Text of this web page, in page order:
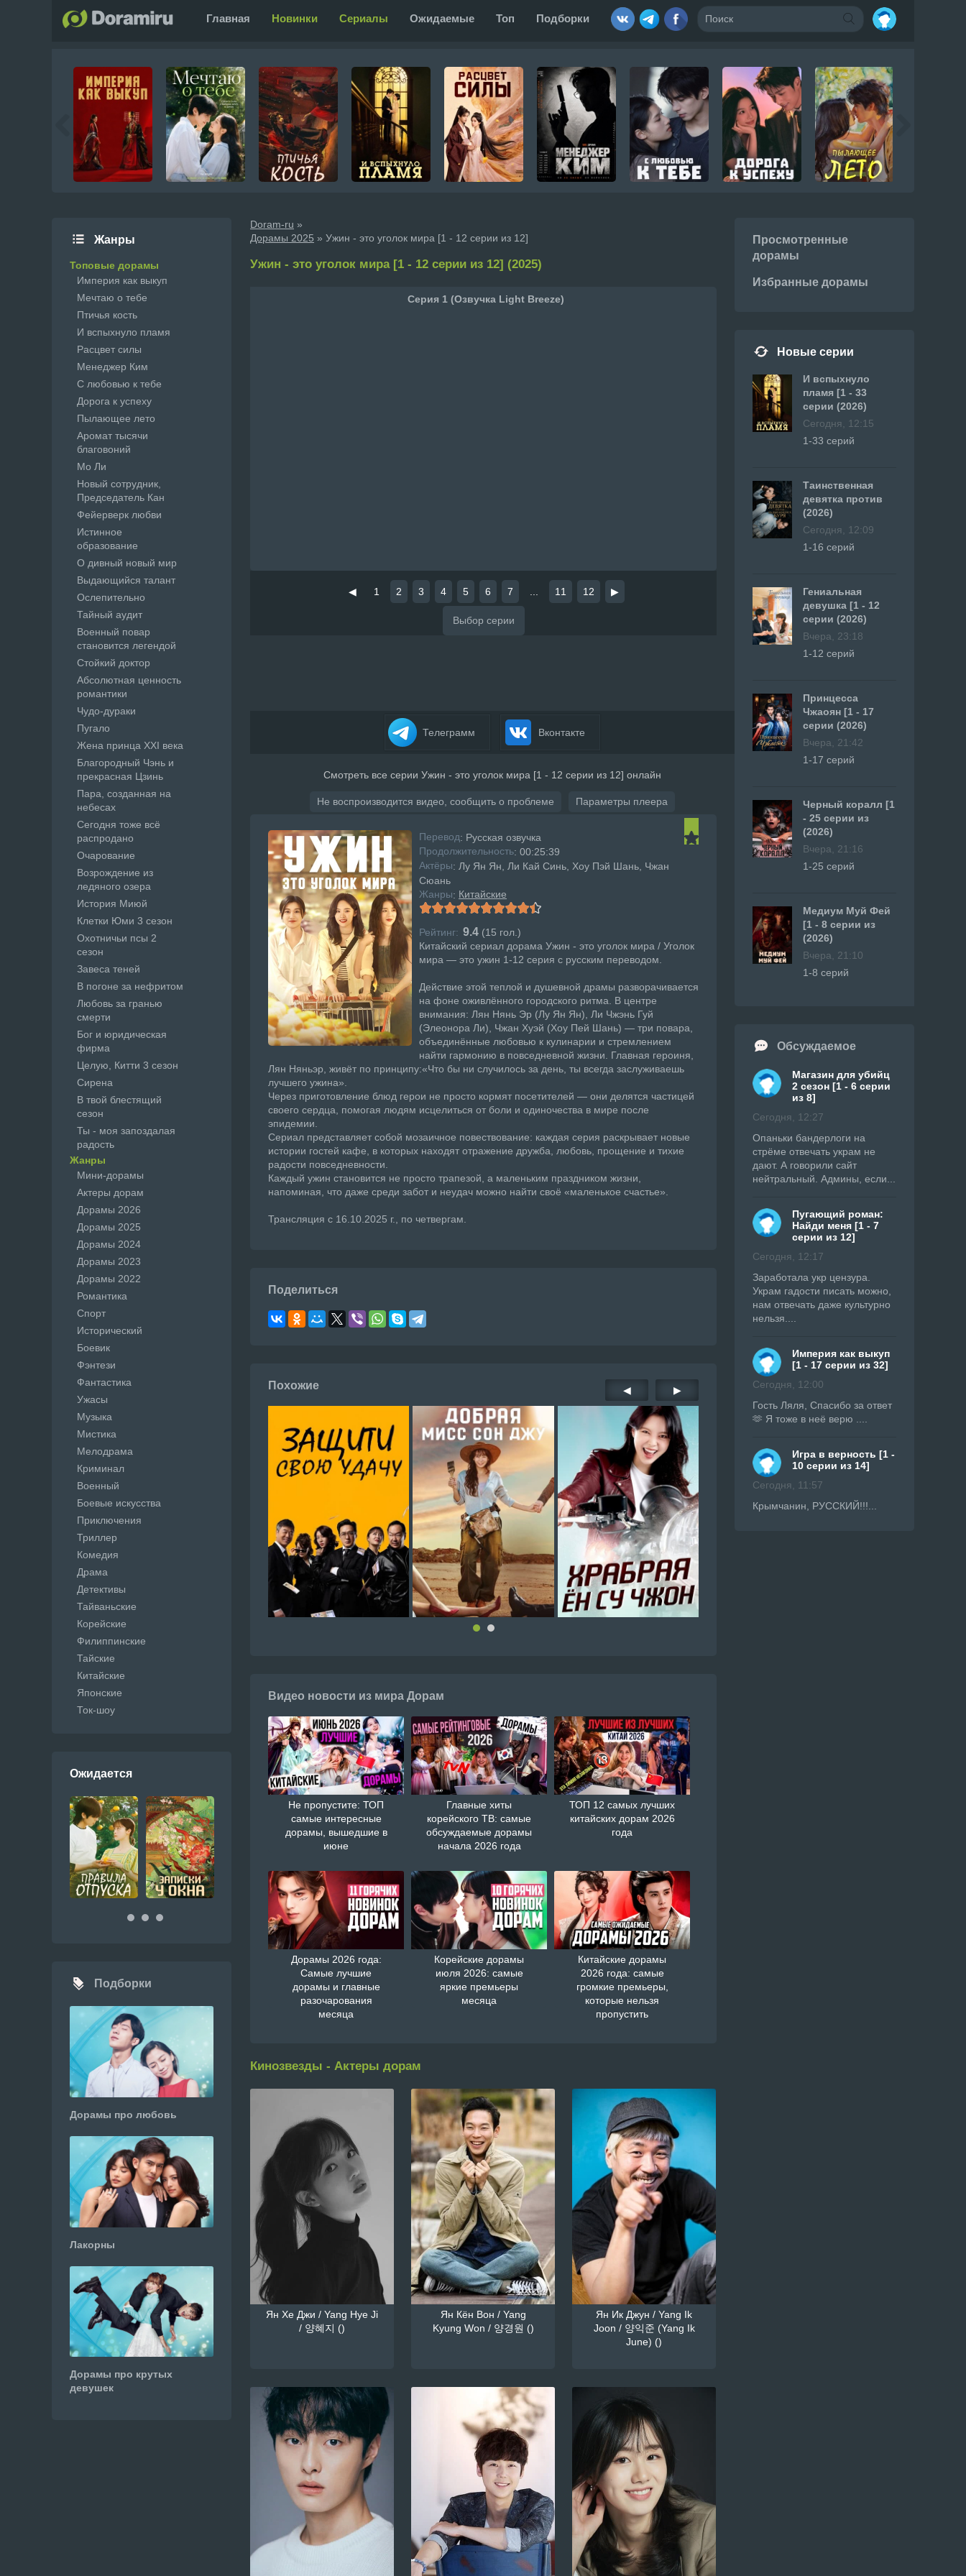
Главная Новинки Сериалы Ожидаемые Топ Подборки
Doram-ru »
Дорамы 2025 » Ужин - это уголок мира [1 - 12 серии из 12]
Ужин - это уголок мира [1 - 12 серии из 12] (2025)
Серия 1 (Озвучка Light Breeze)
◀ 1 2 3 4 5 6 7 11 12 ▶
Телеграмм Вконтакте
Смотреть все серии Ужин - это уголок мира [1 - 12 серии из 12] онлайн
Не воспроизводится видео, сообщить о проблеме Параметры плеера
Перевод: Русская озвучка
Продолжительность: 00:25:39
Актёры: Лу Ян Ян, Ли Кай Синь, Хоу Пэй Шань, Чжан
Сюань
Жанры: Китайские
Рейтинг: 9.4 (15 гол.)
Китайский сериал дорама Ужин - это уголок мира / Уголок
мира — это ужин 1-12 серия с русским переводом.
Действие этой теплой и душевной драмы разворачивается
на фоне оживлённого городского ритма. В центре
внимания: Лян Нянь Эр (Лу Ян Ян), Ли Чжэнь Гуй
(Элеонора Ли), Чжан Хуэй (Хоу Пей Шань) — три повара,
объединённые любовью к кулинарии и стремлением
найти гармонию в повседневной жизни. Главная героиня,
Лян Няньэр, живёт по принципу:«Что бы ни случилось за день, ты всегда заслуживаешь
лучшего ужина».
Через приготовление блюд герои не просто кормят посетителей — они делятся частицей
своего сердца, помогая людям исцелиться от боли и одиночества в мире после
эпидемии.
Сериал представляет собой мозаичное повествование: каждая серия раскрывает новые
истории гостей кафе, в которых находят отражение дружба, любовь, прощение и тихие
радости повседневности.
Каждый ужин становится не просто трапезой, а маленьким праздником жизни,
напоминая, что даже среди забот и неудач можно найти своё «маленькое счастье».
Трансляция с 16.10.2025 г., по четвергам.
Поделиться
Похожие ◀ ▶
Видео новости из мира Дорам
Не пропустите: ТОП
самые интересные
дорамы, вышедшие в
июне
Главные хиты
корейского ТВ: самые
обсуждаемые дорамы
начала 2026 года
ТОП 12 самых лучших
китайских дорам 2026
года
Дорамы 2026 года:
Самые лучшие
дорамы и главные
разочарования
месяца
Корейские дорамы
июля 2026: самые
яркие премьеры
месяца
Китайские дорамы
2026 года: самые
громкие премьеры,
которые нельзя
пропустить
Кинозвезды - Актеры дорам
Ян Хе Джи / Yang Hye Ji
/ 양혜지 ()
Ян Кён Вон / Yang
Kyung Won / 양경원 ()
Ян Ик Джун / Yang Ik
Joon / 양익준 (Yang Ik
June) ()
Жанры
Топовые дорамы
Империя как выкуп
Мечтаю о тебе
Птичья кость
И вспыхнуло пламя
Расцвет силы
Менеджер Ким
С любовью к тебе
Дорога к успеху
Пылающее лето
Аромат тысячи
благовоний
Мо Ли
Новый сотрудник,
Председатель Кан
Фейерверк любви
Истинное
образование
О дивный новый мир
Выдающийся талант
Ослепительно
Тайный аудит
Военный повар
становится легендой
Стойкий доктор
Абсолютная ценность
романтики
Чудо-дураки
Пугало
Жена принца XXI века
Благородный Чэнь и
прекрасная Цзинь
Пара, созданная на
небесах
Сегодня тоже всё
распродано
Очарование
Возрождение из
ледяного озера
История Миюй
Клетки Юми 3 сезон
Охотничьи псы 2
сезон
Завеса теней
В погоне за нефритом
Любовь за гранью
смерти
Бог и юридическая
фирма
Целую, Китти 3 сезон
Сирена
В твой блестящий
сезон
Ты - моя запоздалая
радость
Жанры
Мини-дорамы
Актеры дорам
Дорамы 2026
Дорамы 2025
Дорамы 2024
Дорамы 2023
Дорамы 2022
Романтика
Спорт
Исторический
Боевик
Фэнтези
Фантастика
Ужасы
Музыка
Мистика
Мелодрама
Криминал
Военный
Боевые искусства
Приключения
Триллер
Комедия
Драма
Детективы
Тайваньские
Корейские
Филиппинские
Тайские
Китайские
Японские
Ток-шоу
Ожидается
Подборки
Дорамы про любовь
Лакорны
Дорамы про крутых
девушек
Просмотренные
дорамы
Избранные дорамы
Новые серии
И вспыхнуло
пламя [1 - 33
серии (2026)
Сегодня, 12:15
1-33 серий
Таинственная
девятка против
(2026)
Сегодня, 12:09
1-16 серий
Гениальная
девушка [1 - 12
серии (2026)
Вчера, 23:18
1-12 серий
Принцесса
Чжаоян [1 - 17
серии (2026)
Вчера, 21:42
1-17 серий
Черный коралл [1
- 25 серии из
(2026)
Вчера, 21:16
1-25 серий
Медиум Муй Фей
[1 - 8 серии из
(2026)
Вчера, 21:10
1-8 серий
Обсуждаемое
Магазин для убийц
2 сезон [1 - 6 серии
из 8]
Сегодня, 12:27
Опаньки бандерлоги на
стрёме отвечать украм не
дают. А говорили сайт
нейтральный. Админы, если...
Пугающий роман:
Найди меня [1 - 7
серии из 12]
Сегодня, 12:17
Заработала укр цензура.
Украм гадости писать можно,
нам отвечать даже культурно
нельзя....
Империя как выкуп
[1 - 17 серии из 32]
Сегодня, 12:00
Гость Ляля, Спасибо за ответ
🫶 Я тоже в неё верю ....
Игра в верность [1 -
10 серии из 14]
Сегодня, 11:57
Крымчанин, РУССКИЙ!!!...